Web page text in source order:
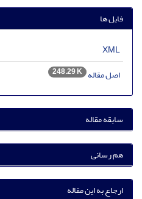
فایل ها
XML
اصل مقاله 248.29 K
سابقه مقاله
هم رسانی
ارجاع به این مقاله